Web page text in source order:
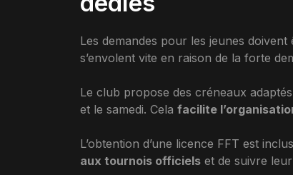
Les demandes pour les jeunes
s’envolent vite en raison de la forte
Le club propose des créneaux
et le samedi. Cela facilite
L’obtention d’une licence FFT est
aux tournois officiels et de suivre